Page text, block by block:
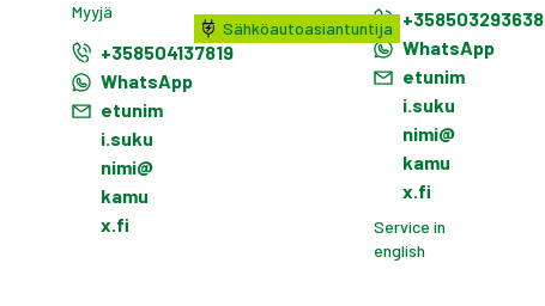
Myyjä
+358504137819
WhatsApp
etunim
i.suku
nimi@
kamu
x.fi
Sähköautoasiantuntija +358503293638
WhatsApp
etunim
i.suku
nimi@
kamu
x.fi
Service in
english